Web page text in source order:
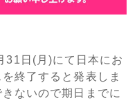
31日(月)にて日本にお
終了すると発表しま
ないので期日までに